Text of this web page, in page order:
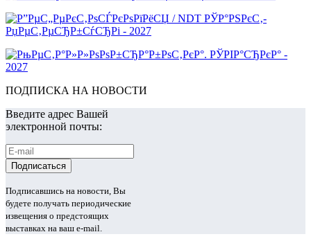
ПОДПИСКА НА НОВОСТИ
Введите адрес Вашей
электронной почты:
Подписавшись на новости, Вы
будете получать периодические
извещения о предстоящих
выставках на ваш e-mail.